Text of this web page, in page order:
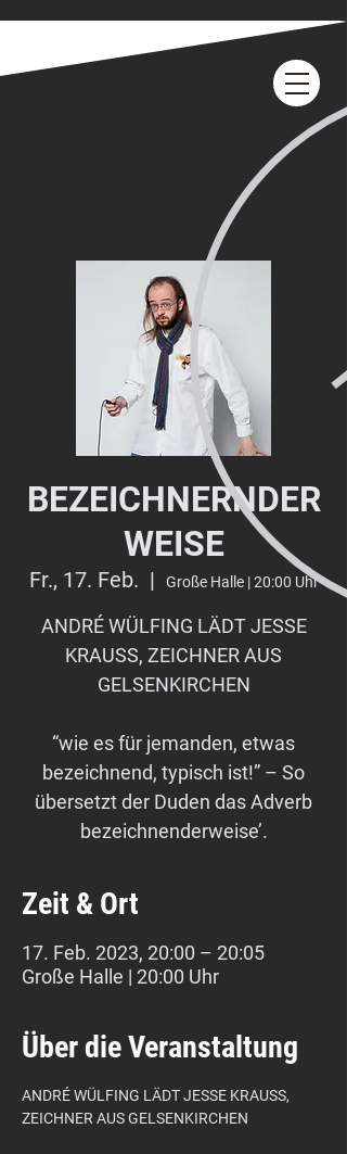
BEZEICHNERNDER
WEISE
Fr., 17. Feb.
  |
Große Halle | 20:00 Uhr
ANDRÉ WÜLFING LÄDT JESSE
KRAUSS, ZEICHNER AUS
GELSENKIRCHEN
“wie es für jemanden, etwas
bezeichnend, typisch ist!” – So
übersetzt der Duden das Adverb
bezeichnenderweise’.
Zeit & Ort
17. Feb. 2023, 20:00 – 20:05
Große Halle | 20:00 Uhr
Über die Veranstaltung
ANDRÉ WÜLFING LÄDT JESSE KRAUSS,